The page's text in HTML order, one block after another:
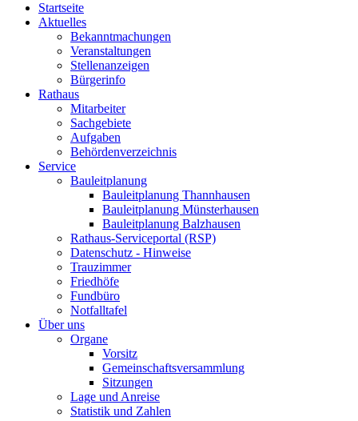
Startseite
Aktuelles
Bekanntmachungen
Veranstaltungen
Stellenanzeigen
Bürgerinfo
Rathaus
Mitarbeiter
Sachgebiete
Aufgaben
Behördenverzeichnis
Service
Bauleitplanung
Bauleitplanung Thannhausen
Bauleitplanung Münsterhausen
Bauleitplanung Balzhausen
Rathaus-Serviceportal (RSP)
Datenschutz - Hinweise
Trauzimmer
Friedhöfe
Fundbüro
Notfalltafel
Über uns
Organe
Vorsitz
Gemeinschaftsversammlung
Sitzungen
Lage und Anreise
Statistik und Zahlen